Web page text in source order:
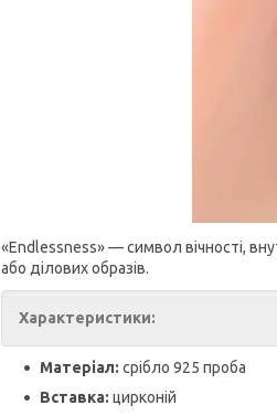
«Endlessness» — символ вічності,
або ділових образів.
Характеристики:
Матеріал: срібло 925 проба
Вставка: цирконій